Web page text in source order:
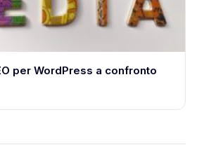
per WordPress a confronto